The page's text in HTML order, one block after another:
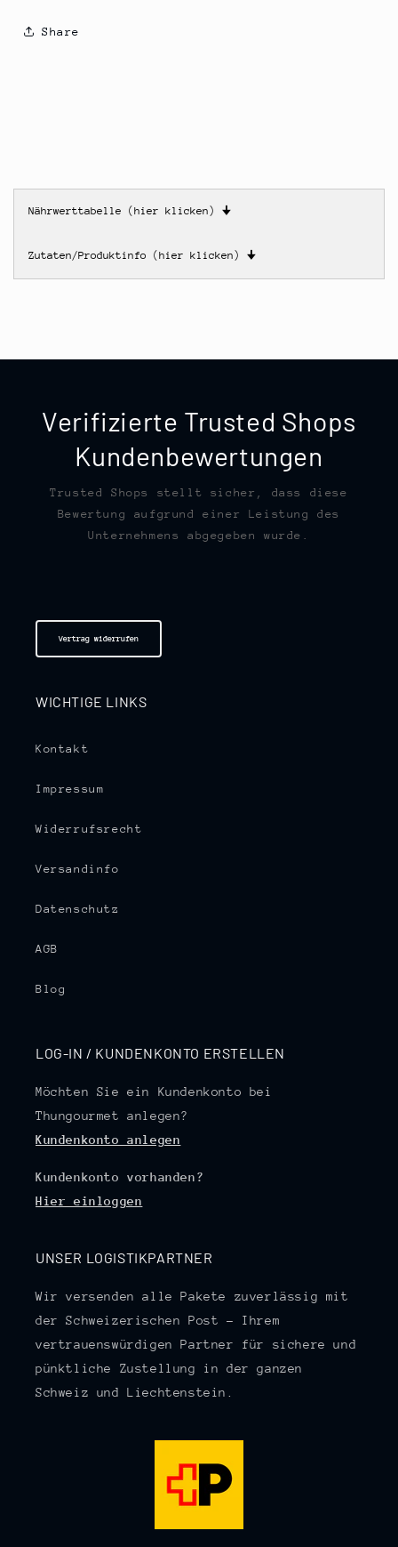
Share
Nährwerttabelle (hier klicken) 🠋
Zutaten/Produktinfo (hier klicken) 🠋
Verifizierte Trusted Shops
Kundenbewertungen
Trusted Shops stellt sicher, dass diese
Bewertung aufgrund einer Leistung des
Unternehmens abgegeben wurde.
Vertrag widerrufen
WICHTIGE LINKS
Kontakt
Impressum
Widerrufsrecht
Versandinfo
Datenschutz
AGB
Blog
LOG-IN / KUNDENKONTO ERSTELLEN
Möchten Sie ein Kundenkonto bei
Thungourmet anlegen?
Kundenkonto anlegen
Kundenkonto vorhanden?
Hier einloggen
UNSER LOGISTIKPARTNER
Wir versenden alle Pakete zuverlässig mit
der Schweizerischen Post – Ihrem
vertrauenswürdigen Partner für sichere und
pünktliche Zustellung in der ganzen
Schweiz und Liechtenstein.